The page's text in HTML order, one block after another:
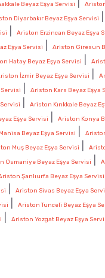
Beyaz Eşya Servisi
Diyarbakır Beyaz Eşya Servisi
Ariston Erzincan Beyaz Eşya
Eşya Servisi Ariston Giresun
Hatay Beyaz Eşya Servisi
İzmir Beyaz Eşya Servisi
Ariston Kars Beyaz Eşya
Ariston Kırıkkale Beyaz
Eşya Servisi Ariston Konya
Beyaz Eşya Servisi
Muş Beyaz Eşya Servisi
Osmaniye Beyaz Eşya Servisi
Şanlıurfa Beyaz Eşya Servisi
Ariston Sivas Beyaz Eşya
Ariston Tunceli Beyaz Eşya
Ariston Yozgat Beyaz Eşya